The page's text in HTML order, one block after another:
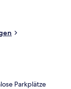
Parkplätze